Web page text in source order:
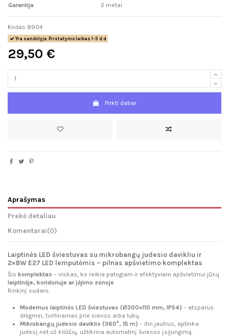
Garantija
2 metai
Kodas 8904
Yra sandėlyje. Pristatymo laikas 1-3 d.d
29,50 €
Pirkti dabar
Aprašymas
Prekė detaliau
Komentarai(0)
Laiptinės LED šviestuvas su mikrobangų judesio davikliu ir
2×8W E27 LED lemputėmis – pilnas apšvietimo komplektas
Šis komplektas – viskas, ko reikia patogiam ir efektyviam apšvietimui jūsų
laiptinėje, koridoriuje ar įėjimo zonoje.
Rinkinį sudaro:
Modernus laiptinės LED šviestuvas (Ø300×110 mm, IP54) – atsparus
drėgmei, tvirtinamas prie sienos arba lubų.
Mikrobangų judesio daviklis (360°, 15 m) – itin jautrus, aptinka
judesį net už kliūčių, užtikrina automatinį šviesos įsijungimą.